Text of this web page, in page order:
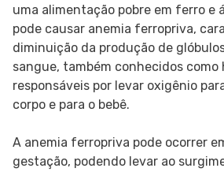
uma alimentação pobre em ferro e
pode causar anemia ferropriva,
diminuição da produção de
sangue, também conhecidos como
responsáveis por levar oxigênio
corpo e para o bebê.
A anemia ferropriva pode ocorrer
gestação, podendo levar ao